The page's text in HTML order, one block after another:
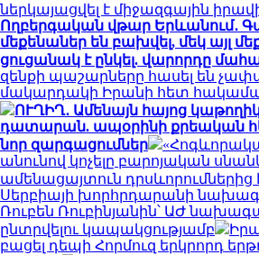
ներկայացվել է միջազգային
Ողբերգական վթար Երևանում․
մեքենաներ են բախվել, մեկ այլ
ցուցանակ է ընկել. վարորդը
զենքի պաշարները հասել են
մակարդակի Իրանի հետ
ՈՒՂԻՂ․ Ամենայն հայոց
դատարան. ապօրինի քրեական
նոր զարգացումներ
անունով կոչելը բարոյական
ամենացայտուն դրսևորումներից
Սերբիայի խորհրդարանի
Ռուբեն Ռուբինյանին՝ ԱԺ
ընտրվելու կապակցությամբ
բացել դեպի Հորմուզ երկրորդ